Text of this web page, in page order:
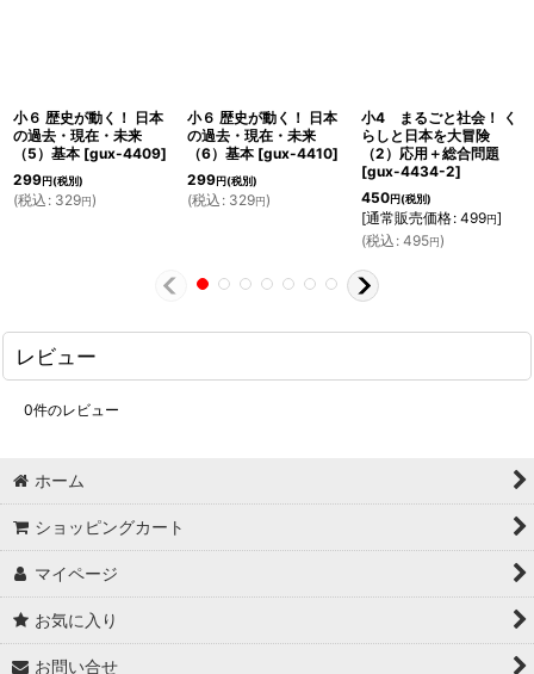
小６ 歴史が動く！ 日本
の過去・現在・未来
（5）基本 [gux-4409]
299円(税別)
(税込 : 329円)
小６ 歴史が動く！ 日本
の過去・現在・未来
（6）基本 [gux-4410]
299円(税別)
(税込 : 329円)
小4 まるごと社会！ く
らしと日本を大冒険
（2）応用＋総合問題
[gux-4434-2]
450円(税別)
[通常販売価格: 499円]
(税込 : 495円)
レビュー
0件のレビュー
ホーム
ショッピングカート
マイページ
お気に入り
お問い合せ